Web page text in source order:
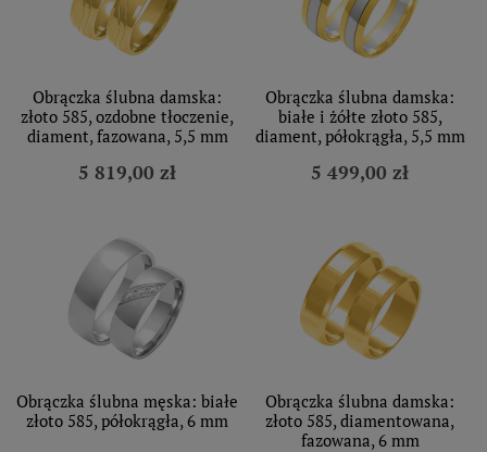
Obrączka ślubna damska:
złoto 585, ozdobne tłoczenie,
diament, fazowana, 5,5 mm
5 819,00 zł
Obrączka ślubna damska:
białe i żółte złoto 585,
diament, półokrągła, 5,5 mm
5 499,00 zł
Obrączka ślubna męska: białe
złoto 585, półokrągła, 6 mm
Obrączka ślubna damska:
złoto 585, diamentowana,
fazowana, 6 mm